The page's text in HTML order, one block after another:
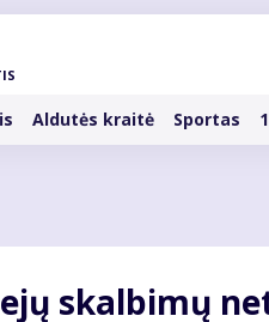
Aldutės kraitė Sportas
skalbimų